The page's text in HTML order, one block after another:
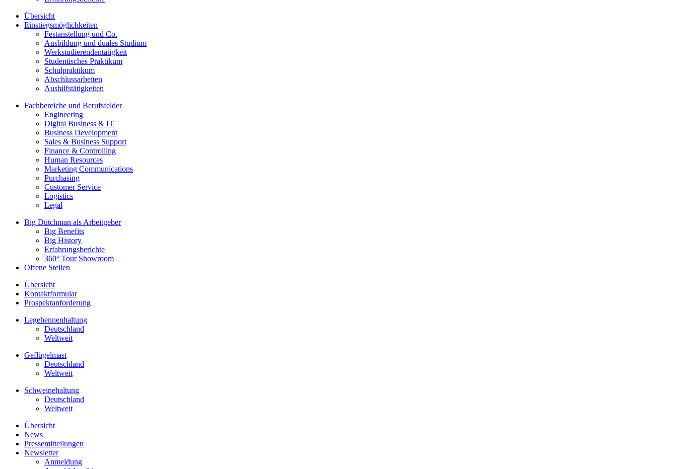
Übersicht
Einstiegsmöglichkeiten
Festanstellung und Co.
Ausbildung und duales Studium
Werkstudierendentätigkeit
Studentisches Praktikum
Schulpraktikum
Abschlussarbeiten
Aushilfstätigkeiten
Fachbereiche und Berufsfelder
Engineering
Digital Business & IT
Business Development
Sales & Business Support
Finance & Controlling
Human Resources
Marketing Communications
Purchasing
Customer Service
Logistics
Legal
Big Dutchman als Arbeitgeber
Big Benefits
Big History
Erfahrungsberichte
360° Tour Showroom
Offene Stellen
Übersicht
Kontaktformular
Prospektanforderung
Legehennenhaltung
Deutschland
Weltweit
Geflügelmast
Deutschland
Weltweit
Schweinehaltung
Deutschland
Weltweit
Übersicht
News
Pressemitteilungen
Newsletter
Anmeldung